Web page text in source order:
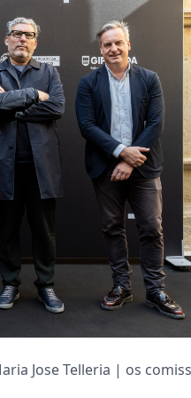
Jose Telleria | os